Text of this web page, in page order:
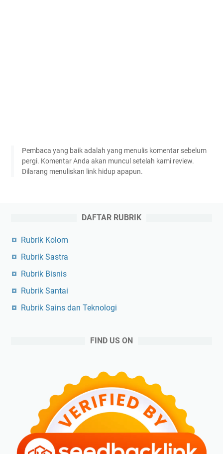
Pembaca yang baik adalah yang menulis komentar sebelum
pergi. Komentar Anda akan muncul setelah kami review.
Dilarang menuliskan link hidup apapun.
DAFTAR RUBRIK
Rubrik Kolom
Rubrik Sastra
Rubrik Bisnis
Rubrik Santai
Rubrik Sains dan Teknologi
FIND US ON